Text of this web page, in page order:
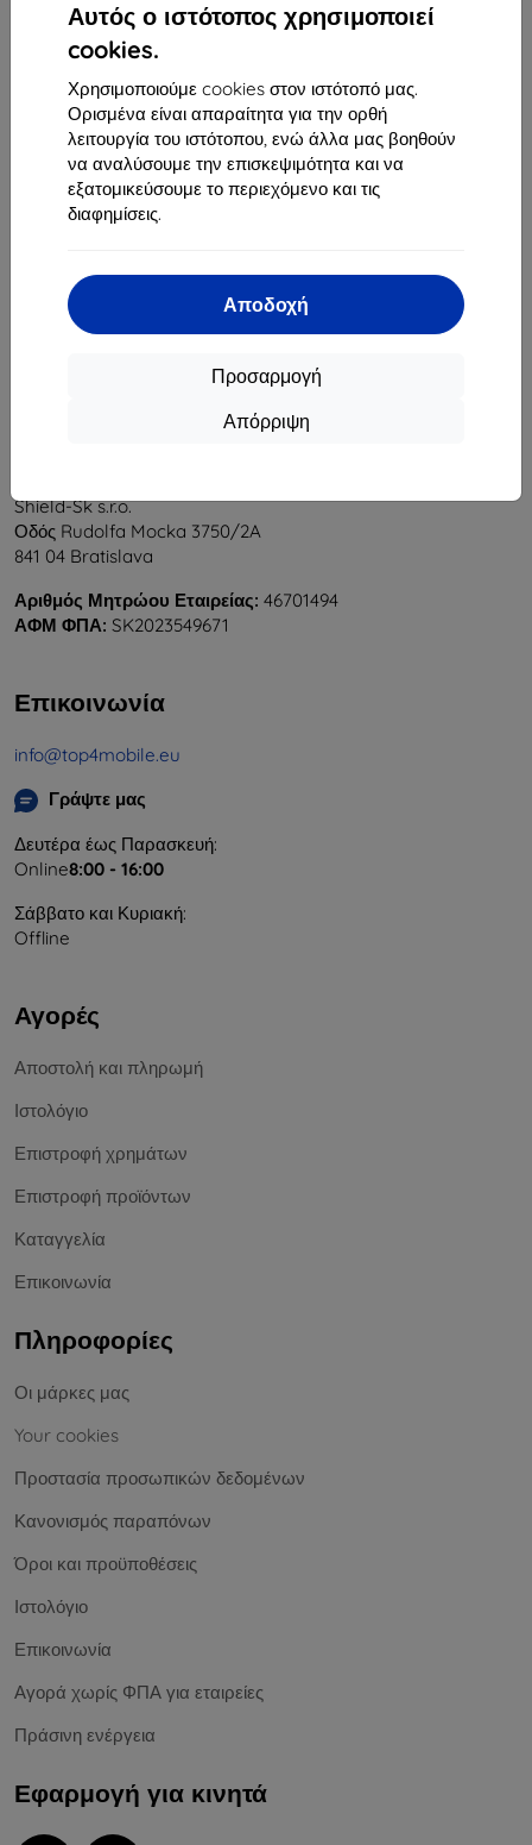
Αυτός ο ιστότοπος χρησιμοποιεί
cookies.
Χρησιμοποιούμε cookies στον ιστότοπό μας.
Ορισμένα είναι απαραίτητα για την ορθή
λειτουργία του ιστότοπου, ενώ άλλα μας βοηθούν
να αναλύσουμε την επισκεψιμότητα και να
εξατομικεύσουμε το περιεχόμενο και τις
διαφημίσεις.
Αποδοχή
Προσαρμογή
Απόρριψη
Find Me 2 KW-210 υβριδικό γυαλί
(5903108495646)
10,90 €
Διαθέσιμο > 5 τεμ
1
Shield-Sk s.r.o.
Οδός Rudolfa Mocka 3750/2A
841 04 Bratislava
Αριθμός Μητρώου Εταιρείας: 46701494
ΑΦΜ ΦΠΑ: SK2023549671
Επικοινωνία
info@top4mobile.eu
Γράψτε μας
Δευτέρα έως Παρασκευή:
Online8:00 - 16:00
Σάββατο και Κυριακή:
Offline
Αγορές
Αποστολή και πληρωμή
Ιστολόγιο
Επιστροφή χρημάτων
Επιστροφή προϊόντων
Καταγγελία
Επικοινωνία
Πληροφορίες
Οι μάρκες μας
Your cookies
Προστασία προσωπικών δεδομένων
Κανονισμός παραπόνων
Όροι και προϋποθέσεις
Ιστολόγιο
Επικοινωνία
Αγορά χωρίς ΦΠΑ για εταιρείες
Πράσινη ενέργεια
Εφαρμογή για κινητά